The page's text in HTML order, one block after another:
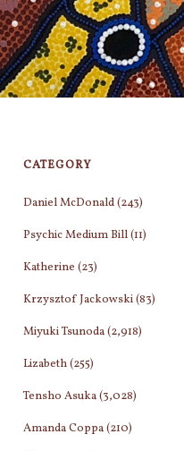
CATEGORY
Daniel McDonald(243)
Psychic Medium Bill(11)
Katherine (23)
Krzysztof Jackowski(83)
Miyuki Tsunoda(2,918)
Lizabeth(255)
Tensho Asuka(3,028)
Amanda Coppa(210)